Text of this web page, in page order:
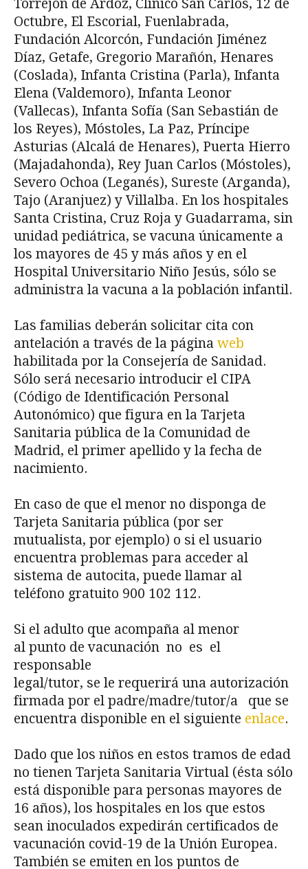
Torrejón de Ardoz, Clínico San Carlos, 12 de
Octubre, El Escorial, Fuenlabrada,
Fundación Alcorcón, Fundación Jiménez
Díaz, Getafe, Gregorio Marañón, Henares
(Coslada), Infanta Cristina (Parla), Infanta
Elena (Valdemoro), Infanta Leonor
(Vallecas), Infanta Sofía (San Sebastián de
los Reyes), Móstoles, La Paz, Príncipe
Asturias (Alcalá de Henares), Puerta Hierro
(Majadahonda), Rey Juan Carlos (Móstoles),
Severo Ochoa (Leganés), Sureste (Arganda),
Tajo (Aranjuez) y Villalba. En los hospitales
Santa Cristina, Cruz Roja y Guadarrama, sin
unidad pediátrica, se vacuna únicamente a
los mayores de 45 y más años y en el
Hospital Universitario Niño Jesús, sólo se
administra la vacuna a la población infantil.
Las familias deberán solicitar cita con
antelación a través de la página web
habilitada por la Consejería de Sanidad.
Sólo será necesario introducir el CIPA
(Código de Identificación Personal
Autonómico) que figura en la Tarjeta
Sanitaria pública de la Comunidad de
Madrid, el primer apellido y la fecha de
nacimiento.
En caso de que el menor no disponga de
Tarjeta Sanitaria pública (por ser
mutualista, por ejemplo) o si el usuario
encuentra problemas para acceder al
sistema de autocita, puede llamar al
teléfono gratuito 900 102 112.
Si el adulto que acompaña al menor
al punto de vacunación no es el
responsable
legal/tutor, se le requerirá una autorización
firmada por el padre/madre/tutor/a que se
encuentra disponible en el siguiente enlace.
Dado que los niños en estos tramos de edad
no tienen Tarjeta Sanitaria Virtual (ésta sólo
está disponible para personas mayores de
16 años), los hospitales en los que estos
sean inoculados expedirán certificados de
vacunación covid-19 de la Unión Europea.
También se emiten en los puntos de